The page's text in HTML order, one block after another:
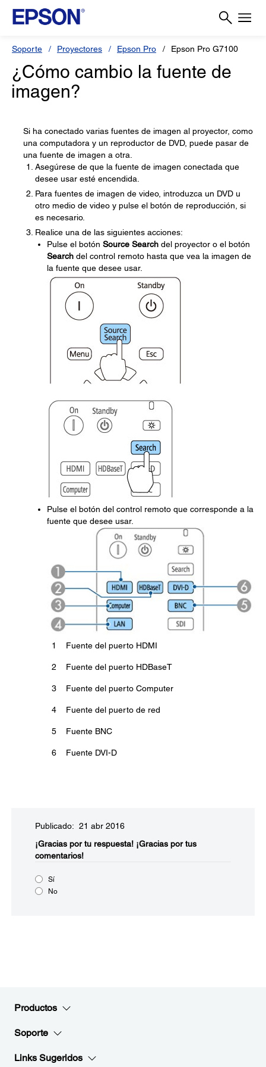
Soporte Proyectores Epson Pro Epson Pro G7100
¿Cómo cambio la fuente de
imagen?
Si ha conectado varias fuentes de imagen al proyector, como
una computadora y un reproductor de DVD, puede pasar de
una fuente de imagen a otra.
Asegúrese de que la fuente de imagen conectada que
desee usar esté encendida.
Para fuentes de imagen de video, introduzca un DVD u
otro medio de video y pulse el botón de reproducción, si
es necesario.
Realice una de las siguientes acciones:
Pulse el botón Source Search del proyector o el botón
Search del control remoto hasta que vea la imagen de
la fuente que desee usar.
Pulse el botón del control remoto que corresponde a la
fuente que desee usar.
1 Fuente del puerto HDMI
2 Fuente del puerto HDBaseT
3 Fuente del puerto Computer
4 Fuente del puerto de red
5 Fuente BNC
6 Fuente DVI-D
Publicado: 21 abr 2016
¡Gracias por tu respuesta! ¡Gracias por tus
comentarios!
Sí
No
Productos
Soporte
Links Sugeridos